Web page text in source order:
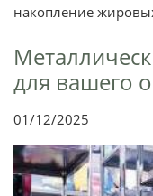
накопление
для вашего
01/12/2025